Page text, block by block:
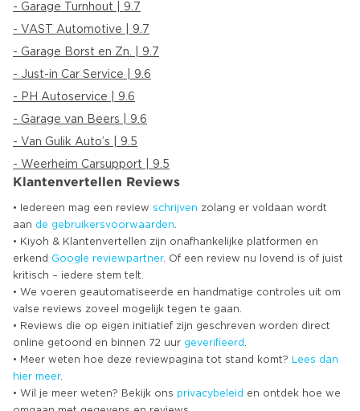
- Garage Turnhout | 9.7
- VAST Automotive | 9.7
- Garage Borst en Zn. | 9.7
- Just-in Car Service | 9.6
- PH Autoservice | 9.6
- Garage van Beers | 9.6
- Van Gulik Auto’s | 9.5
- Weerheim Carsupport | 9.5
Klantenvertellen Reviews
• Iedereen mag een review schrijven zolang er voldaan wordt
aan de gebruikersvoorwaarden
• Kiyoh & Klantenvertellen zijn onafhankelijke platformen en
erkend Google reviewpartner. Of een review nu lovend is of juist
kritisch – iedere stem telt.
• We voeren geautomatiseerde en handmatige controles uit om
valse reviews zoveel mogelijk tegen te gaan.
• Reviews die op eigen initiatief zijn geschreven worden direct
online getoond en binnen 72 uur geverifieerd
• Meer weten hoe deze reviewpagina tot stand komt?
Lees dan
hier meer.
• Wil je meer weten? Bekijk ons privacybeleid en ontdek hoe we